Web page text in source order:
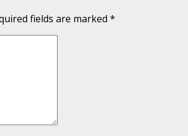
fields are marked *